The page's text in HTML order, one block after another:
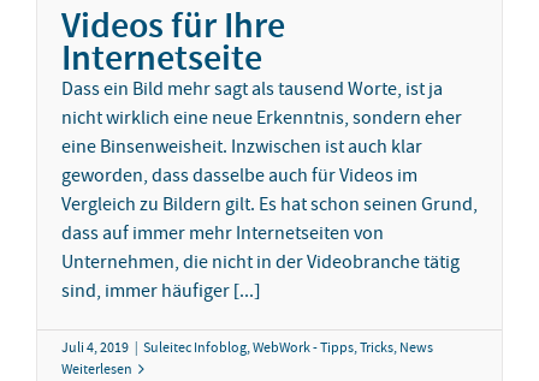
Videos für Ihre
Internetseite
Dass ein Bild mehr sagt als tausend Worte, ist ja
nicht wirklich eine neue Erkenntnis, sondern eher
eine Binsenweisheit. Inzwischen ist auch klar
geworden, dass dasselbe auch für Videos im
Vergleich zu Bildern gilt. Es hat schon seinen Grund,
dass auf immer mehr Internetseiten von
Unternehmen, die nicht in der Videobranche tätig
sind, immer häufiger [...]
Juli 4, 2019 | Suleitec Infoblog,WebWork - Tipps, Tricks, News
Weiterlesen